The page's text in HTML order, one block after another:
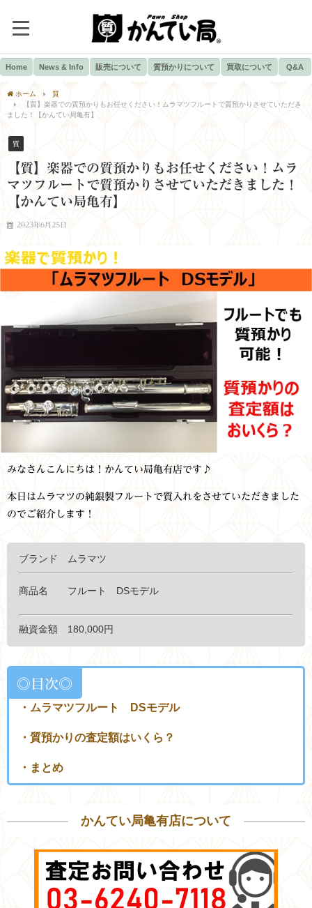
Home News & Info 販売について 質預かりについて 買取について Q&A
ホーム
質
【質】楽器での質預かりもお任せください！ムラマツフルートで質預かりさせていただき
ました！【かんてい局亀有】
質
【質】楽器での質預かりもお任せください！ムラ
マツフルートで質預かりさせていただきました！
【かんてい局亀有】
2023年6月25日
みなさんこんにちは！かんてい局亀有店です♪
本日はムラマツの純銀製フルートで質入れをさせていただきました
のでご紹介します！
ブランド ムラマツ
商品名 フルート DSモデル
融資金額 180,000円
◎目次◎
・ムラマツフルート DSモデル
・質預かりの査定額はいくら？
・まとめ
かんてい局亀有店について